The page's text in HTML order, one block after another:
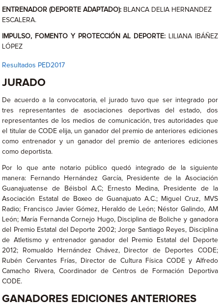
ENTRENADOR (DEPORTE ADAPTADO): BLANCA DELIA HERNANDEZ
ESCALERA.
IMPULSO, FOMENTO Y PROTECCIÓN AL DEPORTE: LILIANA IBÁÑEZ
LÓPEZ
Resultados PED2017
JURADO
De acuerdo a la convocatoria, el jurado tuvo que ser integrado por
tres representantes de asociaciones deportivas del estado, dos
representantes de los medios de comunicación, tres autoridades que
el titular de CODE elija, un ganador del premio de anteriores ediciones
como entrenador y un ganador del premio de anteriores ediciones
como deportista.
Por lo que ante notario público quedó integrado de la siguiente
manera: Fernando Hernández García, Presidente de la Asociación
Guanajuatense de Béisbol A.C; Ernesto Medina, Presidente de la
Asociación Estatal de Boxeo de Guanajuato A.C.; Miguel Cruz, MVS
Radio; Francisco Javier Gómez, Heraldo de León; Néstor Galindo, AM
León; María Fernanda Cornejo Hugo, Disciplina de Boliche y ganadora
del Premio Estatal del Deporte 2002; Jorge Santiago Reyes, Disciplina
de Atletismo y entrenador ganador del Premio Estatal del Deporte
2012; Romualdo Hernández Chávez, Director de Deportes CODE;
Rubén Cervantes Frías, Director de Cultura Física CODE y Alfredo
Camacho Rivera, Coordinador de Centros de Formación Deportiva
CODE.
GANADORES EDICIONES ANTERIORES